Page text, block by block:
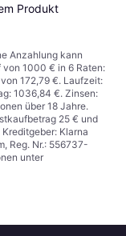
Produkt
Anzahlung kann
1000 € in 6 Raten:
172,79 €. Laufzeit:
1036,84 €. Zinsen:
über 18 Jahre.
25 € und
Klarna
Reg. Nr.: 556737-
unter